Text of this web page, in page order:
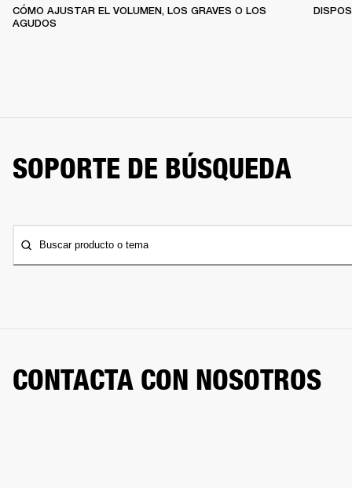
CÓMO AJUSTAR EL VOLUMEN, LOS GRAVES O LOS
AGUDOS
SOPORTE DE BÚSQUEDA
Buscar producto o tema
CONTACTA CON NOSOTROS